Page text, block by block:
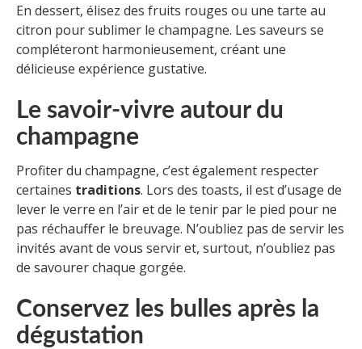
En dessert, élisez des fruits rouges ou une tarte au
citron pour sublimer le champagne. Les saveurs se
compléteront harmonieusement, créant une
délicieuse expérience gustative.
Le savoir-vivre autour du
champagne
Profiter du champagne, c’est également respecter
certaines traditions. Lors des toasts, il est d’usage de
lever le verre en l’air et de le tenir par le pied pour ne
pas réchauffer le breuvage. N’oubliez pas de servir les
invités avant de vous servir et, surtout, n’oubliez pas
de savourer chaque gorgée.
Conservez les bulles après la
dégustation